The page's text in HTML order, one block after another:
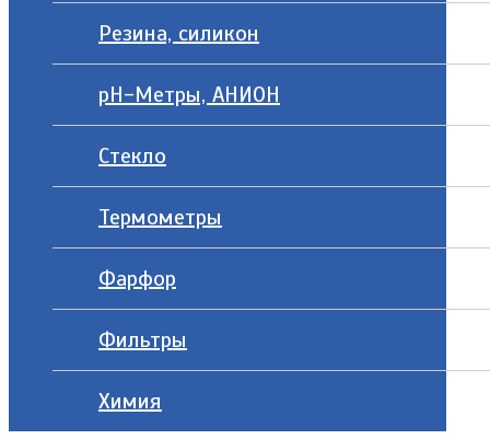
Резина, силикон
рН-Метры, АНИОН
Стекло
Термометры
Фарфор
Фильтры
Химия